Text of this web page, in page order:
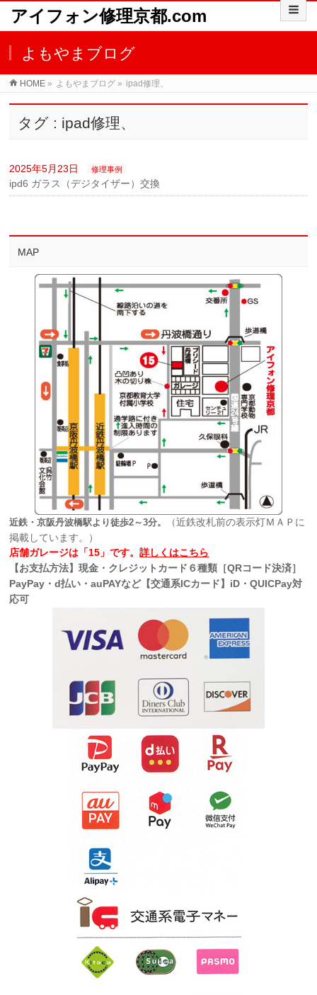
アイフォン修理京都.com
よもやまブログ
HOME » よもやまブログ » ipad修理、
タグ : ipad修理、
2025年5月23日 修理事例
ipd6 ガラス（デジタイザー）交換
MAP
近鉄・京阪丹波橋駅より徒歩2～3分。
（近鉄改札前の表示灯ＭＡＰに
掲載しています。）
店舗ガレージは「15」です。詳しくはこちら
【お支払方法】現金・クレジットカード６種類［QRコード決済］
PayPay・d払い・auPAYなど【交通系ICカード】iD・QUICPay対
応可